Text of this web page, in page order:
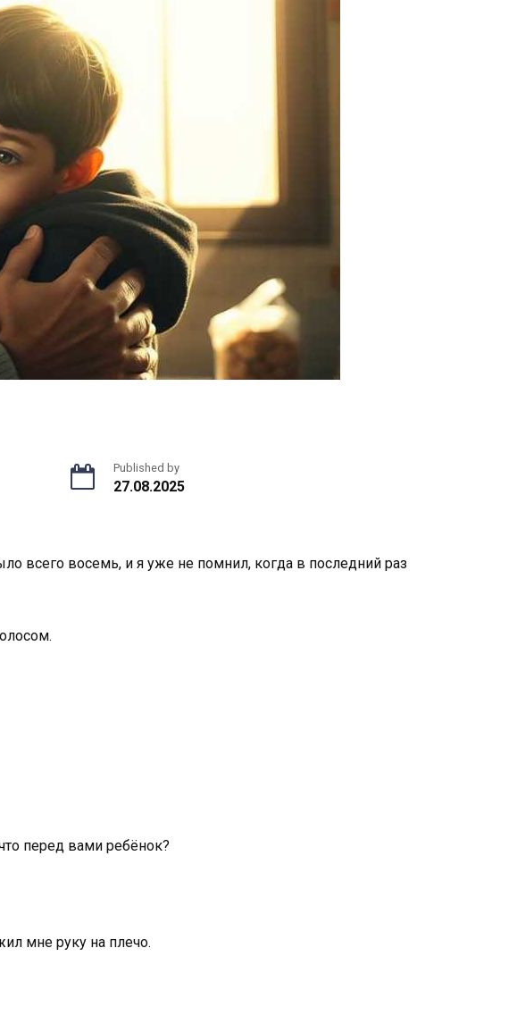
Published by
27.08.2025
всего восемь, и я уже не помнил, когда в последний раз
перед вами ребёнок?
мне руку на плечо.